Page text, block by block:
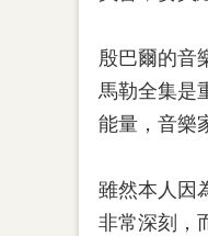
殷巴爾的音
馬勒全集是
能量，音樂
雖然本人因
非常深刻，